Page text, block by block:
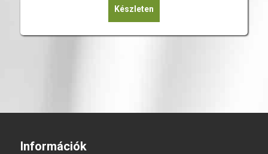
Készleten
Információk